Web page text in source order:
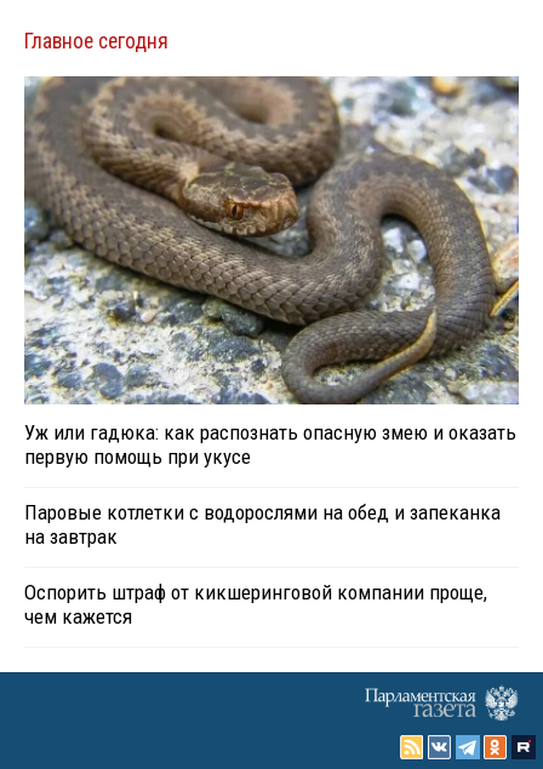
Главное сегодня
Уж или гадюка: как распознать опасную змею и оказать
первую помощь при укусе
Паровые котлетки с водорослями на обед и запеканка
на завтрак
Оспорить штраф от кикшеринговой компании проще,
чем кажется